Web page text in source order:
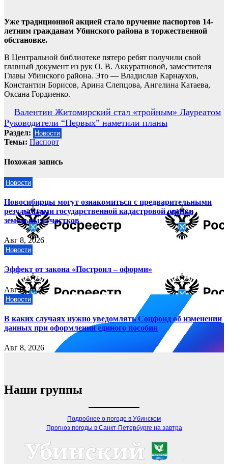
Уже традиционной акцией стало вручение паспортов 14-
летним гражданам Убинского района в торжественной
обстановке.
В Центральной библиотеке пятеро ребят получили свой
главный документ из рук О. В. Аккуратновой, заместителя
Главы Убинского района. Это — Владислав Карнаухов,
Константин Борисов, Арина Слепцова, Ангелина Катаева,
Оксана Гордиенко.
Навигация
по
записям
Валентин Житомирский стал «тройным» Лауреатом
Руководители “Первых” наметили планы
Раздел: Новости
Темы: Паспорт
Похожая запись
Новости
Новосибирцы могут ознакомиться с предварительными
результатами государственной кадастровой оценки
земельных участков
Авг 8, 2026
Новости
Эффект от закона «Построил – оформи»
Авг 8, 2026
Новости
В каких случаях нужно уведомлять Соцфонд об изменении
данных при оформлении единого пособия
Авг 8, 2026
Наши группы
Подробнее о погоде в Убинском
Прогноз погоды в Санкт-Петербурге на завтра